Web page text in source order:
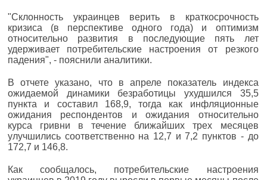
"Склонность украинцев верить в краткосрочность
кризиса (в перспективе одного года) и оптимизм
относительно развития в последующие пять лет
удерживает потребительские настроения от резкого
падения", - пояснили аналитики.
В отчете указано, что в апреле показатель индекса
ожидаемой динамики безработицы ухудшился 35,5
пункта и составил 168,9, тогда как инфляционные
ожидания респондентов и ожидания относительно
курса гривни в течение ближайших трех месяцев
улучшились соответственно на 12,7 и 7,2 пунктов - до
172,7 и 146,8.
Как сообщалось, потребительские настроения